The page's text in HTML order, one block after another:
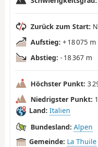
Zurück zum Start:
Aufstieg: + 18 075 m
Abstieg: - 18 367 m
Höchster Punkt: 3
Niedrigster Punkt:
Land: Italien
Bundesland: Alpen
Gemeinde: La Thuile